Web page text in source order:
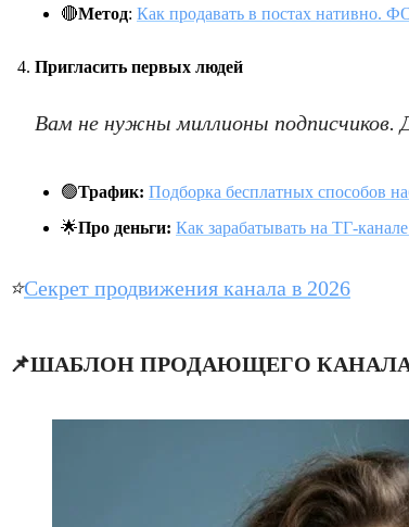
🔴Метод: Как продавать в постах нативно.
Пригласить первых людей
Вам не нужны миллионы подписчиков.
🟢Трафик: Подборка бесплатных способов
🌟Про деньги: Как зарабатывать на ТГ-
⭐️Секрет продвижения канала в 2026
📌ШАБЛОН ПРОДАЮЩЕГО